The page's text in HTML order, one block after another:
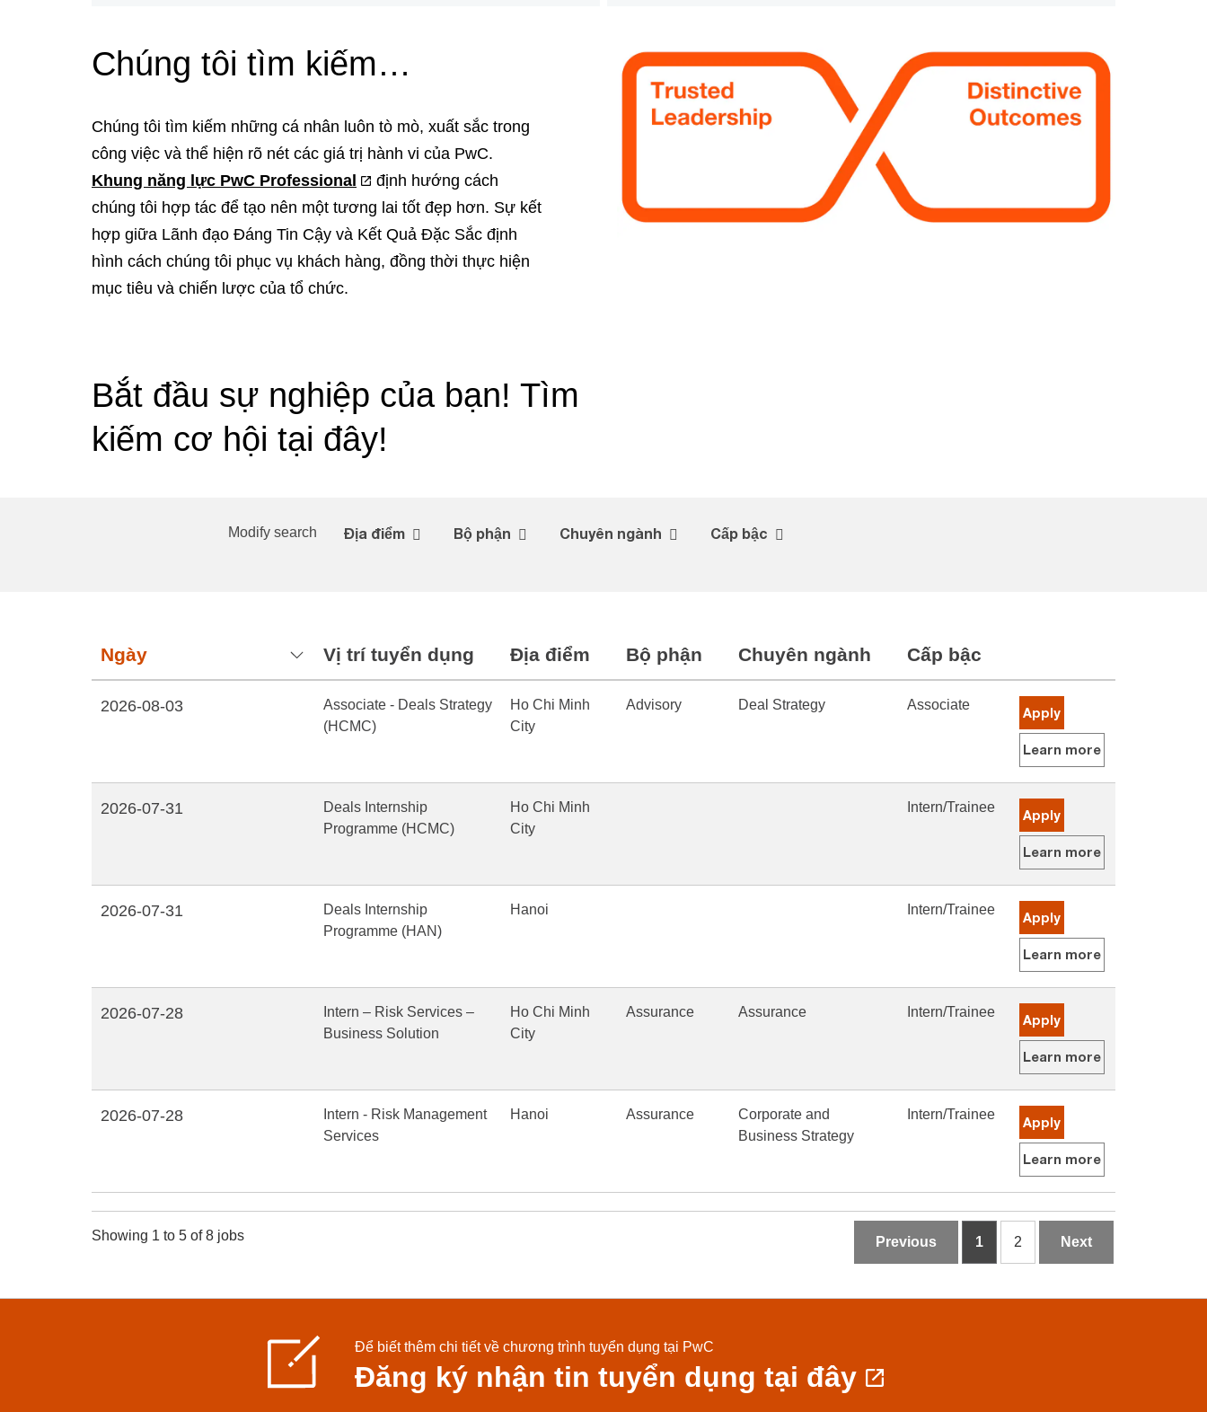
Chúng tôi tìm kiếm
Chúng tôi tìm kiếm những cá nhân luôn tò mò, xuất sắc trong
công việc và thể hiện rõ nét các giá trị hành vi của PwC.
Khung năng lực PwC Professional
định hướng cách
chúng tôi hợp tác để tạo nên một tương lai tốt đẹp hơn. Sự kết
hợp giữa Lãnh đạo Đáng Tin Cậy và Kết Quả Đặc Sắc định
hình cách chúng tôi phục vụ khách hàng, đồng thời thực hiện
mục tiêu và chiến lược của tổ chức.
Bắt đầu sự nghiệp của bạn! Tìm
kiếm cơ hội tại đây!
Modify search Địa điểm Bộ phận Chuyên ngành Cấp bậc
Ngày Vị trí tuyển dụng Địa điểm Bộ phận Chuyên ngành Cấp bậc
2026-08-03
Associate - Deals Strategy
(HCMC)
Ho Chi Minh
City
Advisory Deal Strategy Associate
Apply
Learn more
2026-07-31
Deals Internship
Programme (HCMC)
Ho Chi Minh
City
Intern/Trainee
Apply
Learn more
2026-07-31
Deals Internship
Programme (HAN)
Hanoi Intern/Trainee
Apply
Learn more
2026-07-28
Intern – Risk Services –
Business Solution
Ho Chi Minh
City
Assurance Assurance Intern/Trainee
Apply
Learn more
2026-07-28
Intern - Risk Management
Services
Hanoi Assurance
Corporate and
Business Strategy
Intern/Trainee
Apply
Learn more
Showing 1 to 5 of 8 jobs Previous 1 2 Next
Để biết thêm chi tiết về chương trình tuyển dụng tại PwC
Đăng ký nhận tin tuyển dụng tại đây